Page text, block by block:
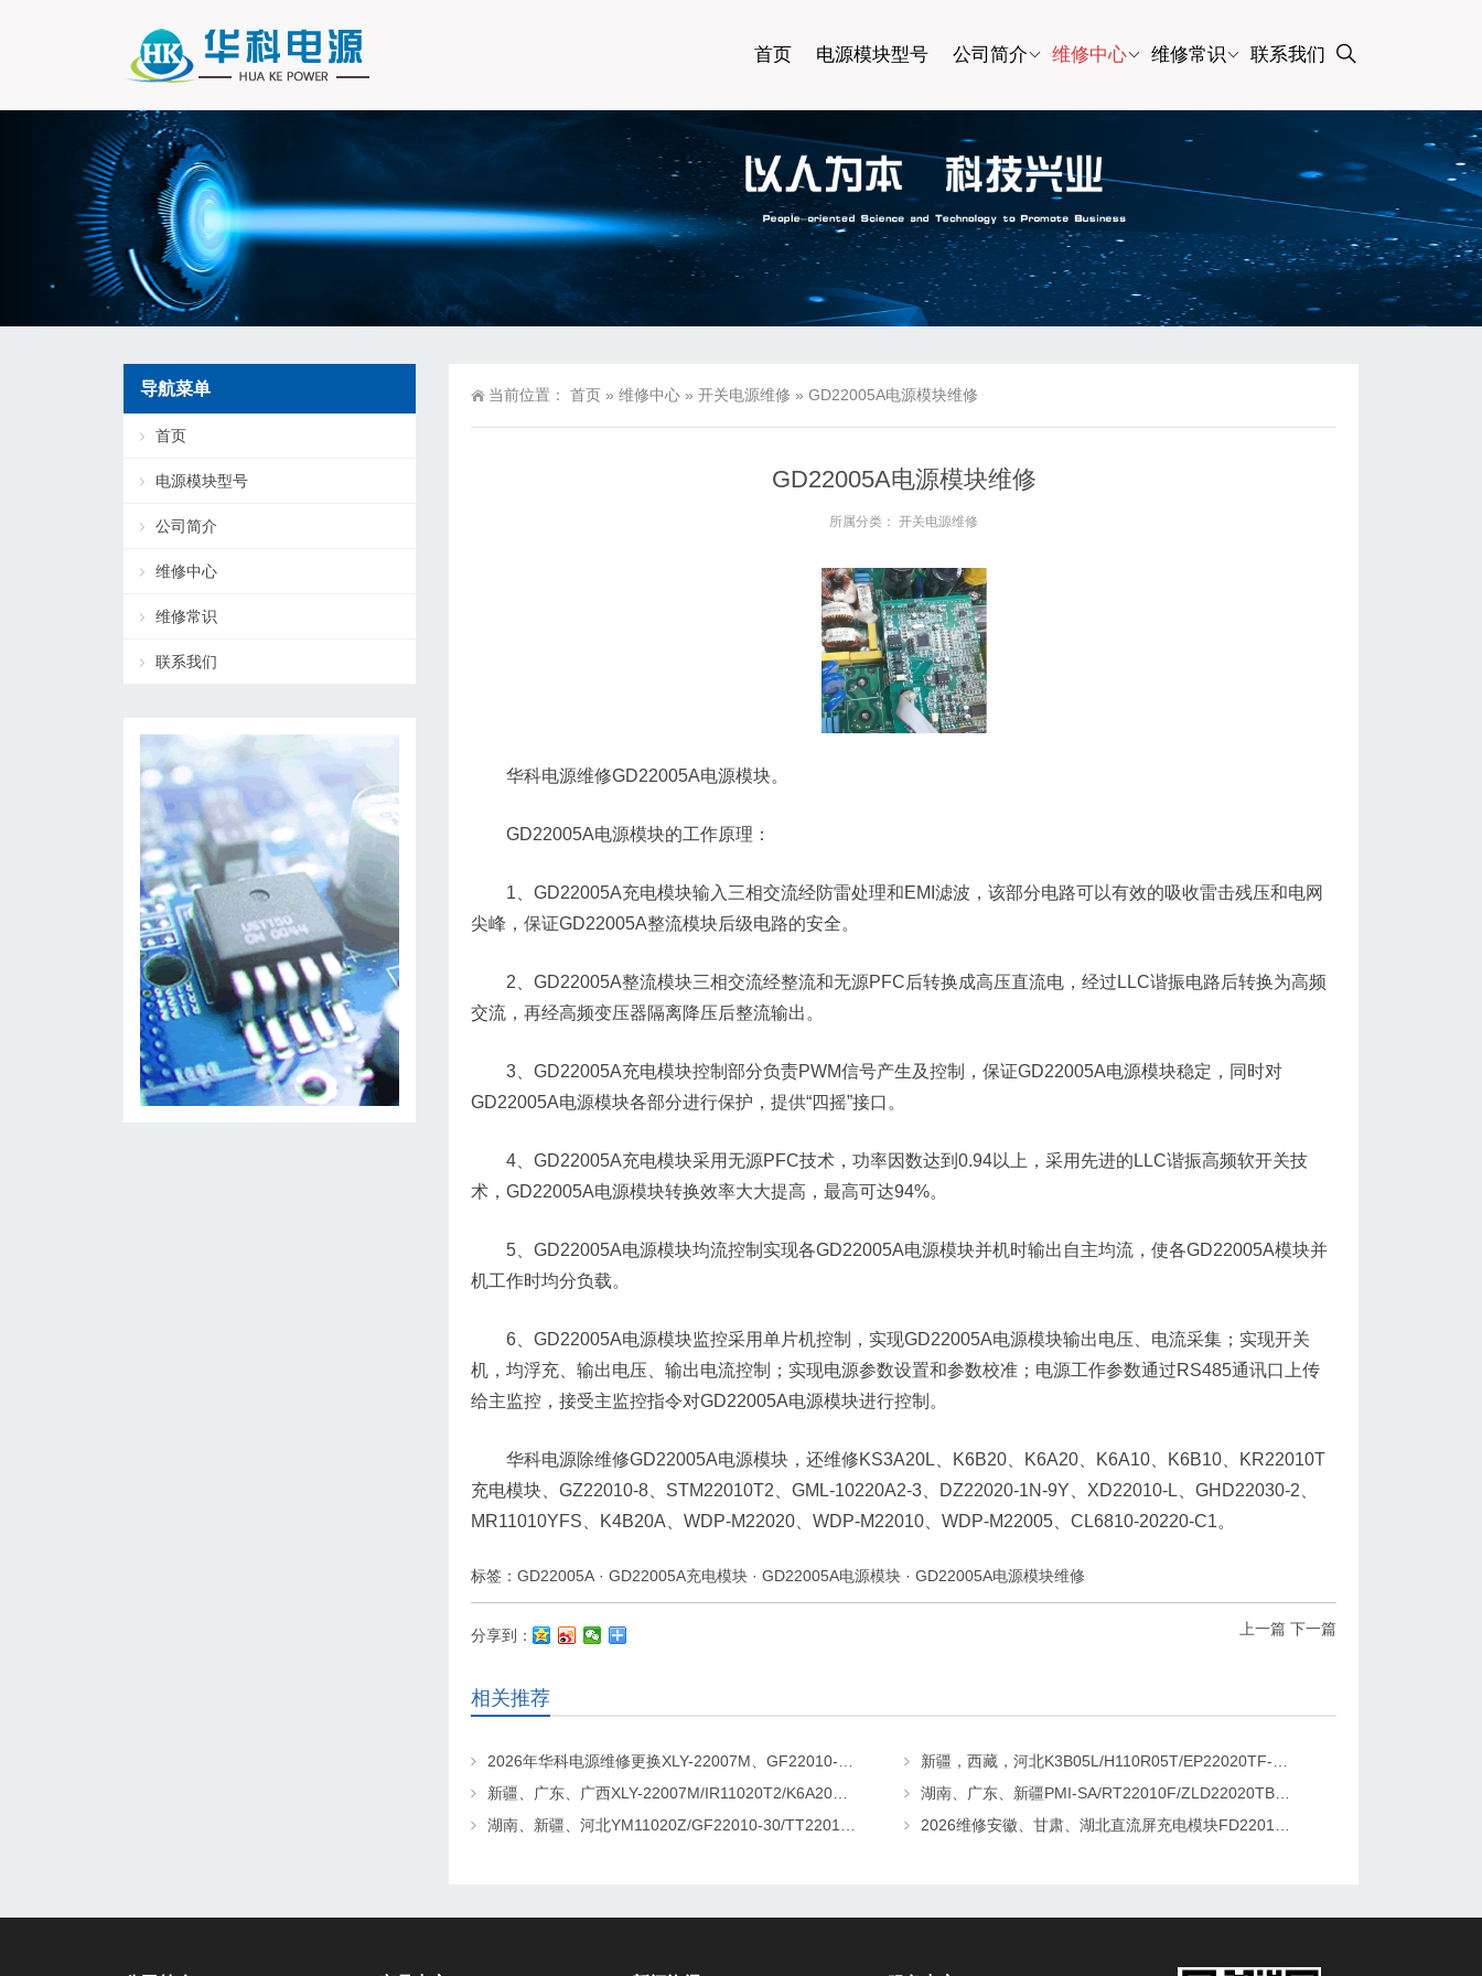
首页 电源模块型号 公司简介 维修中心 维修常识 联系我们
当前位置： 首页 » 维修中心 » 开关电源维修 » GD22005A电源模块维修
GD22005A电源模块维修
所属分类： 开关电源维修
华科电源维修GD22005A电源模块。
GD22005A电源模块的工作原理：
1、GD22005A充电模块输入三相交流经防雷处理和EMI滤波，该部分电路可以有效的吸收雷击残压和电网
尖峰，保证GD22005A整流模块后级电路的安全。
2、GD22005A整流模块三相交流经整流和无源PFC后转换成高压直流电，经过LLC谐振电路后转换为高频
交流，再经高频变压器隔离降压后整流输出。
3、GD22005A充电模块控制部分负责PWM信号产生及控制，保证GD22005A电源模块稳定，同时对
GD22005A电源模块各部分进行保护，提供“四摇”接口。
4、GD22005A充电模块采用无源PFC技术，功率因数达到0.94以上，采用先进的LLC谐振高频软开关技
术，GD22005A电源模块转换效率大大提高，最高可达94%。
5、GD22005A电源模块均流控制实现各GD22005A电源模块并机时输出自主均流，使各GD22005A模块并
机工作时均分负载。
6、GD22005A电源模块监控采用单片机控制，实现GD22005A电源模块输出电压、电流采集；实现开关
机，均浮充、输出电压、输出电流控制；实现电源参数设置和参数校准；电源工作参数通过RS485通讯口上传
给主监控，接受主监控指令对GD22005A电源模块进行控制。
华科电源除维修GD22005A电源模块，还维修KS3A20L、K6B20、K6A20、K6A10、K6B10、KR22010T
充电模块、GZ22010-8、STM22010T2、GML-10220A2-3、DZ22020-1N-9Y、XD22010-L、GHD22030-2、
MR11010YFS、K4B20A、WDP-M22020、WDP-M22010、WDP-M22005、CL6810-20220-C1。
标签： GD22005A · GD22005A充电模块 · GD22005A电源模块 · GD22005A电源模块维修
上一篇 下一篇
分享到：
相关推荐
湖南、广东、新疆PMI-SA/RT22010F/ZLD22020TB电源模块维修更换
导航菜单
首页
电源模块型号
公司简介
维修中心
维修常识
联系我们